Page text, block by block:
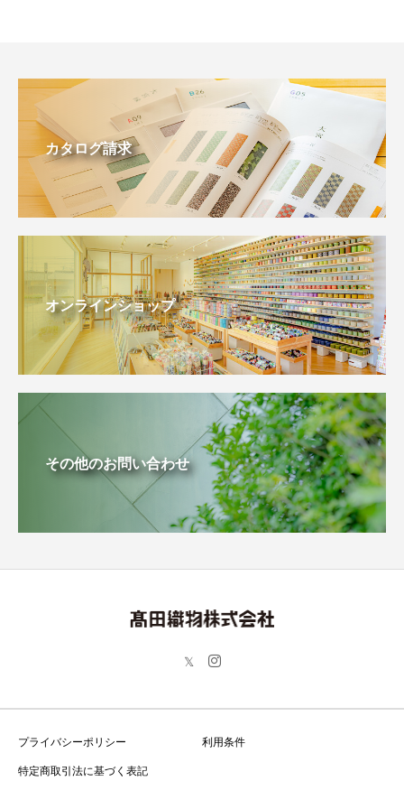
カタログ請求
オンラインショップ
その他のお問い合わせ
プライバシーポリシー
利用条件
特定商取引法に基づく表記